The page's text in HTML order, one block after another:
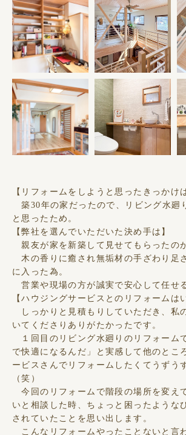
【リフォームをしようと思ったきっかけ
築30年の家だったので、リビング水廻
と思ったため。
【弊社を選んでいただいた決め手は】
親友が家を新築して見せてもらったの
木の香りに癒され無垢材の手ざわり足
に入った為。
営業や現場の方が誠実で安心して任せ
【ハウジングサービスとのリフォームは
しっかりと見積もりしていただき、私
いてくださりありがたかったです。
１回目のリビング水廻りのリフォーム
で快適になるんだ」と実感して他のとこ
ービスさんでリフォームしたくてうずう
（笑）
今回のリフォームで階段の場所を変え
いと相談した時、ちょっと困ったような
されていたことを思い出します。
こんなリフォームやったことないと言